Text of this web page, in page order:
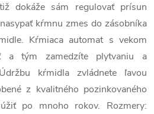
dokáže sám regulovať prísun
kŕmnu zmes do zásobníka
Kŕmiaca automat s vekom
a tým zamedzíte plytvaniu a
kŕmidla zvládnete ľavou
z kvalitného pozinkovaného
po mnoho rokov. Rozmery: